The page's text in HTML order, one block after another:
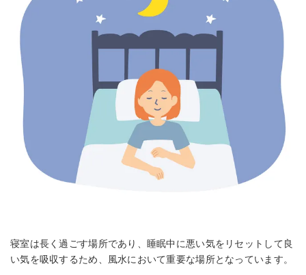
寝室は長く過ごす場所であり、睡眠中に悪い気をリセットして良
い気を吸収するため、風水において重要な場所となっています。